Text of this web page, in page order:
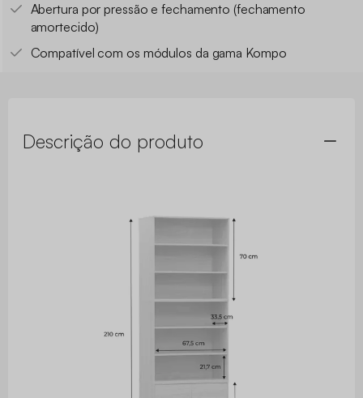
Abertura por pressão e fechamento (fechamento
amortecido)
Compatível com os módulos da gama Kompo
Descrição do produto